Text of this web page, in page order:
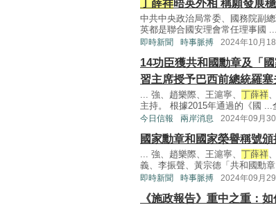
丁薛祥晤英外相 稱願發展
中共中央政治局常委、國務院副
英都是聯合國安理會常任理事國 ...
即時新聞 時事脈搏 2024年10月18
14功臣獲共和國勳章及「國
習主席授予巴西前總統羅
... 強、趙樂際、王滬寧、 丁薛祥
主持。 根據2015年通過的《國 ...
今日信報 兩岸消息 2024年09月30
國家勳章和國家榮譽稱號
... 強、趙樂際、王滬寧、 丁薛祥
義、李振聲、黃宗德「共和國勳
即時新聞 時事脈搏 2024年09月29
《施政報告》重中之重：